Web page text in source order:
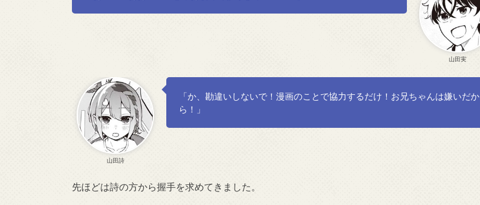
山田実
山田詩
「か、勘違いしないで！漫画のことで協力するだけ！お兄ちゃんは嫌いだか
ら！」
先ほどは詩の方から握手を求めてきました。